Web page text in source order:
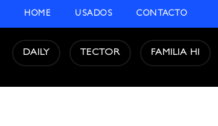
HOME USADOS CONTACTO
DAILY TECTOR FAMILIA HI